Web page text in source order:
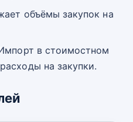
объёмы закупок на
в стоимостном
на закупки.